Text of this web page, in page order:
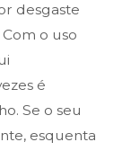
desgaste
o uso
é
Se o seu
esquenta